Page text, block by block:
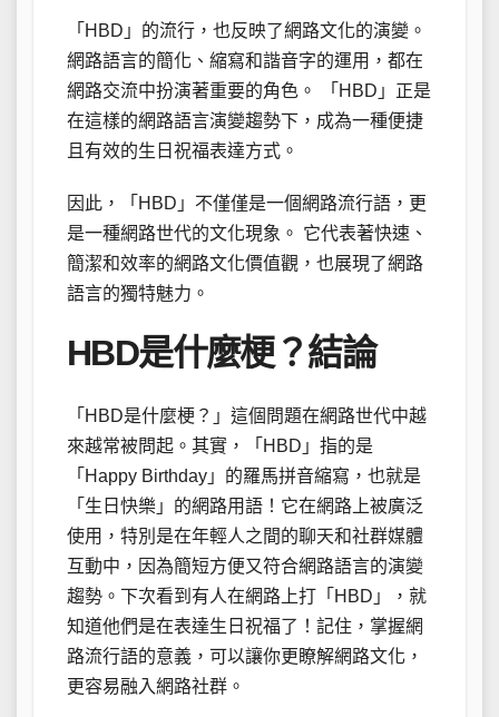
「HBD」的流行，也反映了網路文化的演變。
網路語言的簡化、縮寫和諧音字的運用，都在
網路交流中扮演著重要的角色。 「HBD」正是
在這樣的網路語言演變趨勢下，成為一種便捷
且有效的生日祝福表達方式。
因此，「HBD」不僅僅是一個網路流行語，更
是一種網路世代的文化現象。 它代表著快速、
簡潔和效率的網路文化價值觀，也展現了網路
語言的獨特魅力。
HBD是什麼梗？結論
「HBD是什麼梗？」這個問題在網路世代中越
來越常被問起。其實，「HBD」指的是
「Happy Birthday」的羅馬拼音縮寫，也就是
「生日快樂」的網路用語！它在網路上被廣泛
使用，特別是在年輕人之間的聊天和社群媒體
互動中，因為簡短方便又符合網路語言的演變
趨勢。下次看到有人在網路上打「HBD」，就
知道他們是在表達生日祝福了！記住，掌握網
路流行語的意義，可以讓你更瞭解網路文化，
更容易融入網路社群。